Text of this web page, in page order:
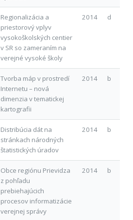
Regionalizácia a
priestorový vplyv
vysokoškolských centier
v SR so zameraním na
verejné vysoké školy
2014 d
Tvorba máp v prostredí
Internetu – nová
dimenzia v tematickej
kartografii
2014 b
Distribúcia dát na
stránkach národných
štatistických úradov
2014 b
Obce regiónu Prievidza
z pohľadu
prebiehajúcich
procesov informatizácie
verejnej správy
2014 b